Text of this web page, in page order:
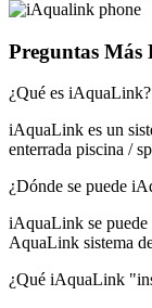
Preguntas Más
¿Qué es iAquaLink?
iAquaLink es un
enterrada piscina /
¿Dónde se puede
iAquaLink se puede
AquaLink sistema
¿Qué iAquaLink